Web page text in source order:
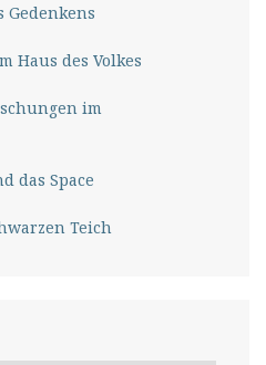
Gedenkens
im Haus des Volkes
im
das Space
Teich